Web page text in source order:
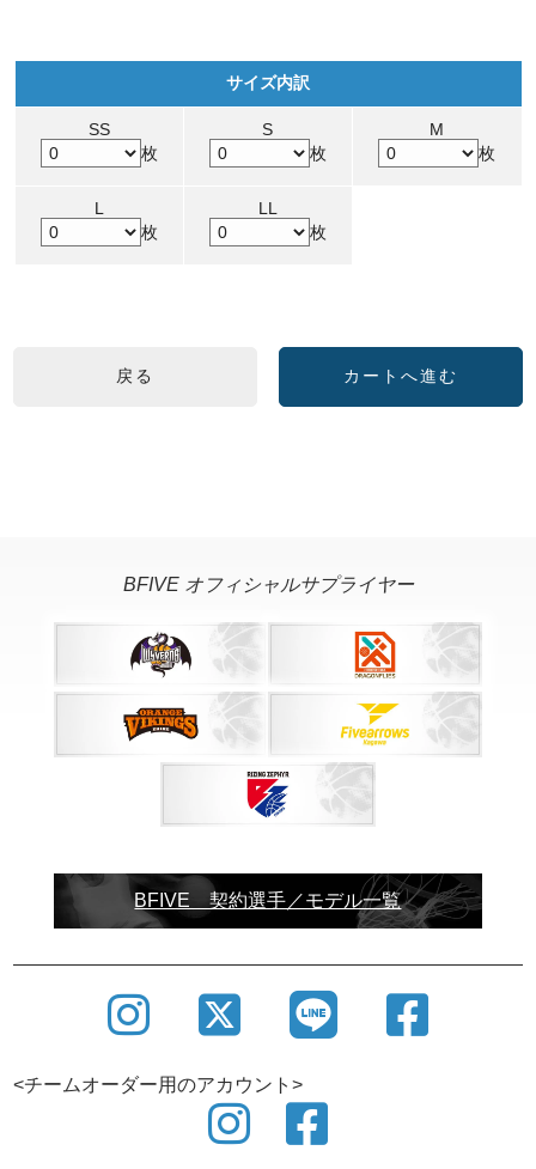
サイズ内訳
SS
枚
S
枚
M
枚
L
枚
LL
枚
ールームを設けております。
ユニフォーム制作にあたり商談・打合せはもちろん
の事、サンプルの確認も 可能ですので、この機会に
ぜひご利用ください。
BFIVE オフィシャルサプライヤー
BFIVE 契約選手／モデル一覧
<チームオーダー用のアカウント>